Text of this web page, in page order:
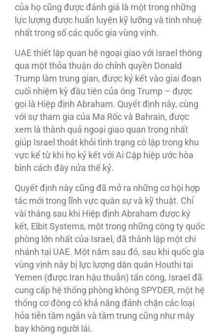
của họ cũng được đánh giá là một trong những
lực lượng được huấn luyện kỹ lưỡng và tinh nhuệ
nhất trong số các quốc gia vùng vịnh.
UAE thiết lập quan hệ ngoại giao với Israel thông
qua một thỏa thuận do chính quyền Donald
Trump làm trung gian, được ký kết vào giai đoạn
cuối nhiệm kỳ đầu tiên của ông Trump – được
gọi là Hiệp định Abraham. Quyết định này, cùng
với sự tham gia của Ma Rốc và Bahrain, được
xem là thành quả ngoại giao quan trọng nhất
giúp Israel thoát khỏi tình trạng cô lập trong khu
vực kể từ khi họ ký kết với Ai Cập hiệp ước hòa
bình cách đây nửa thế kỷ.
Quyết định này cũng đã mở ra những cơ hội hợp
tác mới trong lĩnh vực quân sự và kỹ thuật. Chỉ
vài tháng sau khi Hiệp định Abraham được ký
kết, Elbit Systems, một trong những công ty quốc
phòng lớn nhất của Israel, đã thành lập một chi
nhánh tại UAE. Một năm sau đó, sau khi quốc gia
vùng vịnh này bị lực lượng dân quân Houthi tại
Yemen (được Iran hậu thuẫn) tấn công, Israel đã
cung cấp hệ thống phòng không SPYDER, một hệ
thống cơ động có khả năng đánh chặn các loại
hỏa tiễn tầm ngắn và tầm trung cũng như máy
bay không người lái.